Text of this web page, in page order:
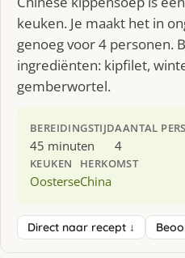
keuken. Je maakt het in
genoeg voor 4 personen.
ingrediënten: kipfilet,
gemberwortel.
BEREIDINGSTIJD
45 minuten
AANTAL
4
KEUKEN
Oosterse
HERKOMST
China
Direct naar recept ↓